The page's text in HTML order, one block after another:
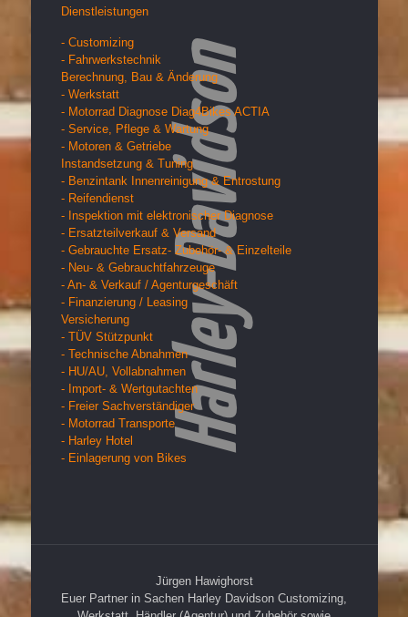
Dienstleistungen
- Customizing
- Fahrwerkstechnik
Berechnung, Bau & Änderung
- Werkstatt
- Motorrad Diagnose Diag4Bikes ACTIA
- Service, Pflege & Wartung
- Motoren & Getriebe
Instandsetzung & Tuning
- Benzintank Innenreinigung & Entrostung
- Reifendienst
- Inspektion mit elektronischer Diagnose
- Ersatzteilverkauf & Versand
- Gebrauchte Ersatz- Zubehör- & Einzelteile
- Neu- & Gebrauchtfahrzeuge
- An- & Verkauf / Agenturgeschäft
- Finanzierung / Leasing
Versicherung
- TÜV Stützpunkt
- Technische Abnahmen
- HU/AU, Vollabnahmen
- Import- & Wertgutachten
- Freier Sachverständiger
- Motorrad Transporte
- Harley Hotel
- Einlagerung von Bikes
Jürgen Hawighorst
Euer Partner in Sachen Harley Davidson Customizing,